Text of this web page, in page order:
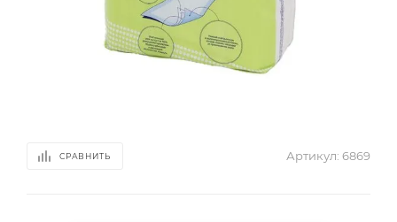
СРАВНИТЬ Артикул: 6869